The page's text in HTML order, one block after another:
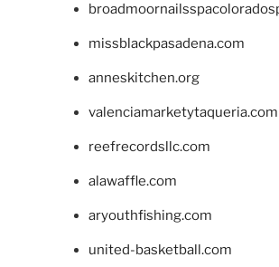
missblackpasadena.com
anneskitchen.org
valenciamarketytaqueria.com
reefrecordsllc.com
alawaffle.com
aryouthfishing.com
united-basketball.com